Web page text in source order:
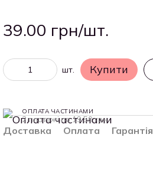
39.00 грн/шт.
шт. Купити
ОПЛАТА ЧАСТИНАМИ
2 платежі по 19.50 грн
Доставка Оплата Гарантія